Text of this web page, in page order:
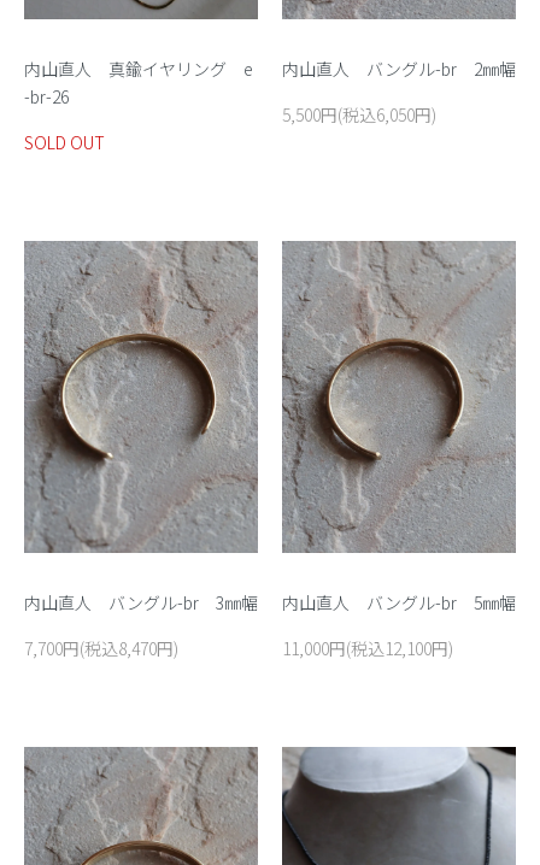
内山直人 真鍮イヤリング e
-br-26
SOLD OUT
内山直人 バングル-br 2㎜幅
5,500円(税込6,050円)
内山直人 バングル-br 3㎜幅
7,700円(税込8,470円)
内山直人 バングル-br 5㎜幅
11,000円(税込12,100円)